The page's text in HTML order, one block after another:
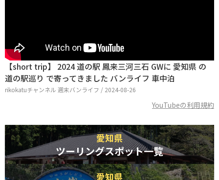
【short trip】 2024 道の駅 鳳来三河三石 GWに 愛知県 の
道の駅巡り で寄ってきました バンライフ 車中泊
rikokatuチャンネル 週末バンライフ / 2024-08-26
YouTubeの利用規約
愛知県
ツーリングスポット一覧
愛知県